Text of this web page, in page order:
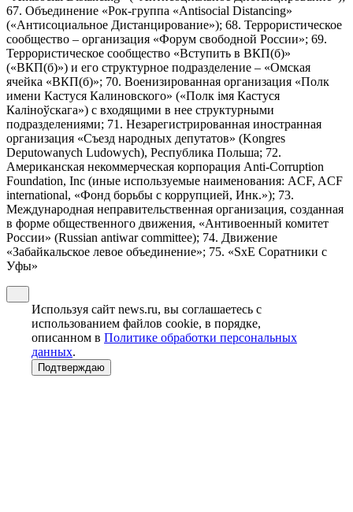
67. Объединение «Рок-группа «Antisocial Distancing»
(«Антисоциальное Дистанцирование»); 68. Террористическое
сообщество – организация «Форум свободной России»; 69.
Террористическое сообщество «Вступить в ВКП(б)»
(«ВКП(б)») и его структурное подразделение – «Омская
ячейка «ВКП(б)»; 70. Военизированная организация «Полк
имени Кастуся Калиновского» («Полк iмя Кастуся
Калiноўскага») с входящими в нее структурными
подразделениями; 71. Незарегистрированная иностранная
организация «Съезд народных депутатов» (Kongres
Deputowanych Ludowych), Республика Польша; 72.
Американская некоммерческая корпорация Anti-Corruption
Foundation, Inc (иные используемые наименования: ACF, ACF
international, «Фонд борьбы с коррупцией, Инк.»); 73.
Международная неправительственная организация, созданная
в форме общественного движения, «Антивоенный комитет
России» (Russian antiwar committee); 74. Движение
«Забайкальское левое объединение»; 75. «SxE Соратники с
Уфы»
Используя сайт news.ru, вы соглашаетесь с
использованием файлов cookie, в порядке,
описанном в Политике обработки персональных
данных.
Подтверждаю